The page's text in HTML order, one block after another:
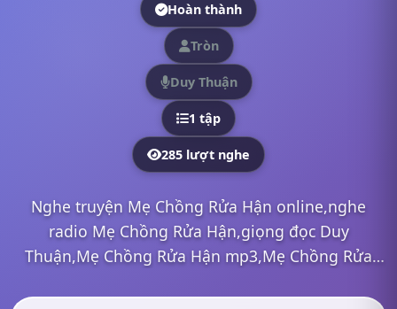
Hoàn thành
Tròn
Duy Thuận
1 tập
285 lượt nghe
Nghe truyện Mẹ Chồng Rửa Hận online,nghe
radio Mẹ Chồng Rửa Hận,giọng đọc Duy
Thuận,Mẹ Chồng Rửa Hận mp3,Mẹ Chồng Rửa